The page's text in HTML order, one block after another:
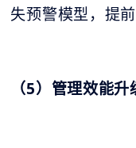
失预警模型，提
（5）管理效能